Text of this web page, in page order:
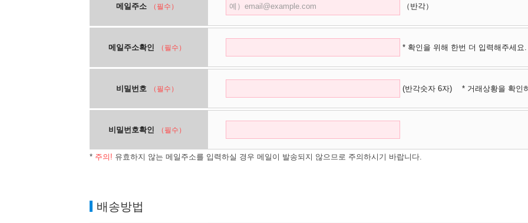
메일주소 （필수） （반각）
메일주소확인 （필수） * 확인을 위해 한번 더 입력해주세요.
비밀번호 （필수） (반각숫자 6자) * 거래상황을 확인
비밀번호확인 （필수）
* 주의! 유효하지 않는 메일주소를 입력하실 경우 메일이 발송되지 않으므로 주의하시기 바랍니다.
배송방법